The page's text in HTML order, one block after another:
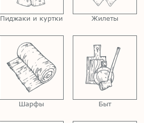
Пиджаки и куртки Жилеты
Шарфы Быт